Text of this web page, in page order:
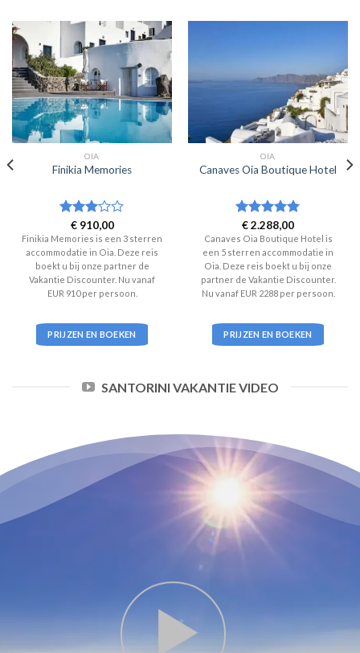
OIA
Finikia Memories
Waardering
3uit 5
€910,00
Finikia Memories is een 3 sterren
accommodatie in Oia. Deze reis
boekt u bij onze partner de
Vakantie Discounter. Nu vanaf
EUR 910 per persoon.
PRIJZEN EN BOEKEN
OIA
Canaves Oia Boutique Hotel
Waardering
5 uit 5
€2.288,00
Canaves Oia Boutique Hotel is
een 5 sterren accommodatie in
Oia. Deze reis boekt u bij onze
partner de Vakantie Discounter.
Nu vanaf EUR 2288 per persoon.
PRIJZEN EN BOEKEN
SANTORINI VAKANTIE VIDEO